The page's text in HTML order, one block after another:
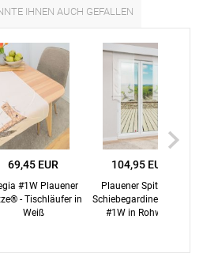
IHNEN AUCH GEFALLEN
69,45 EUR
#1W Plauener
- Tischläufer in
Weiß
104,95 EUR
Plauener Spitze® -
Schiebegardine Alegia
#1W in Rohweiß